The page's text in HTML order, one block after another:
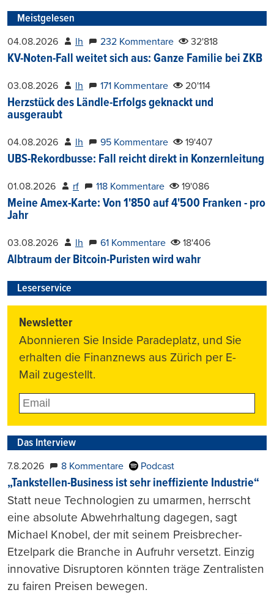
Meistgelesen
04.08.2026 lh 232 Kommentare 32'818
KV-Noten-Fall weitet sich aus: Ganze Familie bei ZKB
03.08.2026 lh 171 Kommentare 20'114
Herzstück des Ländle-Erfolgs geknackt und
ausgeraubt
04.08.2026 lh 95 Kommentare 19'407
UBS-Rekordbusse: Fall reicht direkt in Konzernleitung
01.08.2026 rf 118 Kommentare 19'086
Meine Amex-Karte: Von 1'850 auf 4'500 Franken - pro
Jahr
03.08.2026 lh 61 Kommentare 18'406
Albtraum der Bitcoin-Puristen wird wahr
Leserservice
Newsletter
Abonnieren Sie Inside Paradeplatz, und Sie
erhalten die Finanznews aus Zürich per E-
Mail zugestellt.
Das Interview
7.8.2026 8 Kommentare Podcast
„Tankstellen-Business ist sehr ineffiziente Industrie“
Statt neue Technologien zu umarmen, herrscht
eine absolute Abwehrhaltung dagegen, sagt
Michael Knobel, der mit seinem Preisbrecher-
Etzelpark die Branche in Aufruhr versetzt. Einzig
innovative Disruptoren könnten träge Zentralisten
zu fairen Preisen bewegen.